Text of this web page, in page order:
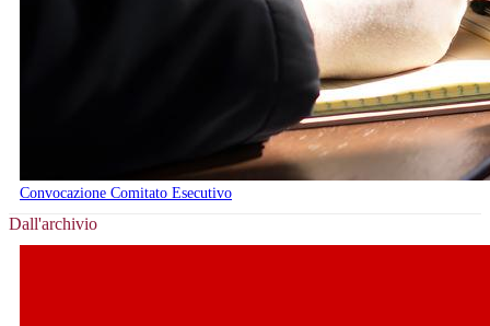
Convocazione Comitato Esecutivo
Dall'archivio